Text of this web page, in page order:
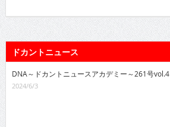
ドカントニュース
DNA～ドカントニュースアカデミー～261号vol.4
2024/6/3